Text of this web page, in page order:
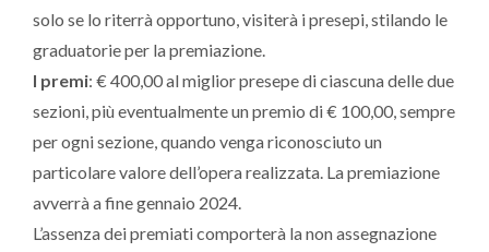
solo se lo riterrà opportuno, visiterà i presepi, stilando le
graduatorie per la premiazione.
I premi: € 400,00 al miglior presepe di ciascuna delle due
sezioni, più eventualmente un premio di € 100,00, sempre
per ogni sezione, quando venga riconosciuto un
particolare valore dell’opera realizzata. La premiazione
avverrà a fine gennaio 2024.
L’assenza dei premiati comporterà la non assegnazione